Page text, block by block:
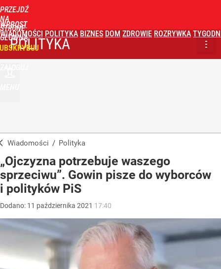
PRZEJDŹ
NA
STRONĘ
GŁÓWNĄ
WPROST
WIADOMOŚCI POLITYKA BIZNES DOM ZDROWIE ROZRYWKA
POLITYKA
Wiadomości / Polityka
„Ojczyzna potrzebuje waszego
sprzeciwu”. Gowin pisze do wyborców
i polityków PiS
Dodano: 11 października 2021 17:40